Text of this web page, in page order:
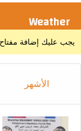
Weather
يجب عليك إضافة مفتاح API للطقس من خلال صفحة إعدادات القالب > الدمج.
الأشهر